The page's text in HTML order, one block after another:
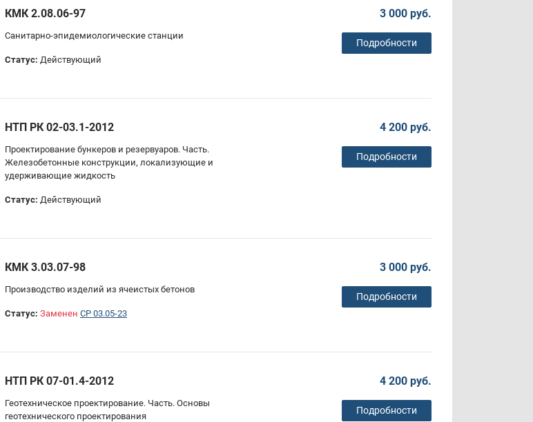
КМК 2.08.06-97
Санитарно-эпидемиологические станции
Статус: Действующий
3 000 руб.
Подробности
НТП РК 02-03.1-2012
Проектирование бункеров и резервуаров. Часть.
Железобетонные конструкции, локализующие и
удерживающие жидкость
Статус: Действующий
4 200 руб.
Подробности
КМК 3.03.07-98
Производство изделий из ячеистых бетонов
Статус: Заменен СР 03.05-23
3 000 руб.
Подробности
НТП РК 07-01.4-2012
Геотехническое проектирование. Часть. Основы
геотехнического проектирования
4 200 руб.
Подробности